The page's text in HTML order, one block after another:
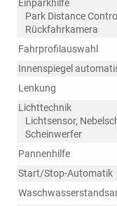
Einparkhilfe
Park Distance
Rückfahrkamera
Fahrprofilauswahl
Innenspiegel
Lenkung
Lichttechnik
Lichtsensor,
Scheinwerfer
Pannenhilfe
Start/Stop-Automatik